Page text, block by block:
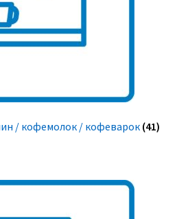
/ кофемолок / кофеварок (41)